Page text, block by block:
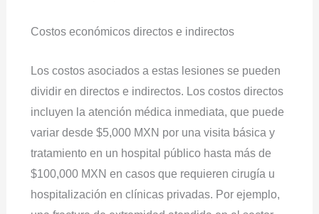
Costos económicos directos e indirectos
Los costos asociados a estas lesiones se pueden
dividir en directos e indirectos. Los costos directos
incluyen la atención médica inmediata, que puede
variar desde $5,000 MXN por una visita básica y
tratamiento en un hospital público hasta más de
$100,000 MXN en casos que requieren cirugía u
hospitalización en clínicas privadas. Por ejemplo,